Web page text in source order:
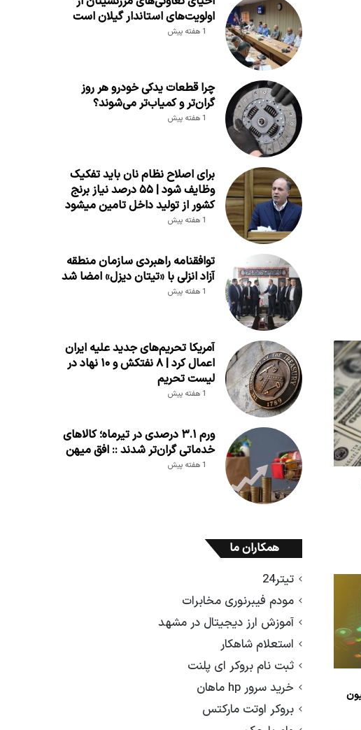
اولویت‌های استاندار گیلان است
1 هفته پیش
چرا قطعات یدکی خودرو هر روز
گران‌تر و کمیاب‌تر می‌شوند؟
1 هفته پیش
برای اصلاح نظام نان باید تفکیک
وظایف شود | ۵۵ درصد نیاز برنج
کشور از تولید داخل تامین میشود
1 هفته پیش
توافقنامه راهبردی سازمان منطقه
آزاد انزلی با «تیتان دیزل» امضا شد
1 هفته پیش
آمریکا تحریم‌های جدید علیه ایران
اعمال کرد | ۸ نفتکش و ۱۰ نهاد در
لیست تحریم
1 هفته پیش
ورم ۳.۱ درصدی در تیرماه؛ کالاهای
خدماتی گران‌تر شدند :: افق میهن
1 هفته پیش
همکاران ما
تیتر24
مودم فیبرنوری مخابرات
آموزش ارز دیجیتال در مشهد
استعلام شاهکار
ثبت نام بروکر ای پلنت
خرید سرور hp ماهان
بروکر اوتت مارکتس